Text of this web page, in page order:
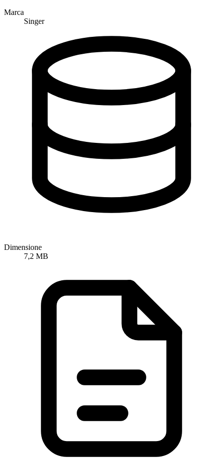
Marca
Singer
Dimensione
7,2 MB